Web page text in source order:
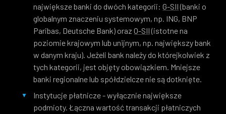
największe banki do dwóch kategorii:G-SII(banki o
globalnym znaczeniu systemowym, np. ING, BNP
Paribas, Deutsche Bank) orazO-SII(istotne na
poziomie krajowym lub unijnym, np. największy bank
w danym kraju). Jeżeli bank należy do którejkolwiek z
tych kategorii, jest objęty obowiązkiem. Mniejsze
banki regionalne lub spółdzielcze nie są dotknięte.
Instytucje płatnicze- wyłącznie największe
podmioty. Łączna wartość transakcji płatniczych